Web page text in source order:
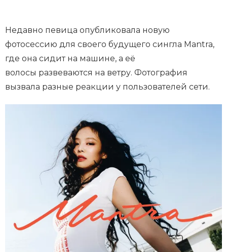
Недавно певица опубликовала новую
фотосессию для своего будущего сингла Mantra,
где она сидит на машине, а её
волосы развеваются на ветру. Фотография
вызвала разные реакции у пользователей сети.